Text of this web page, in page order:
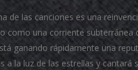
de las canciones es una
una corriente subterránea
ganando rápidamente una
a la luz de las estrellas y